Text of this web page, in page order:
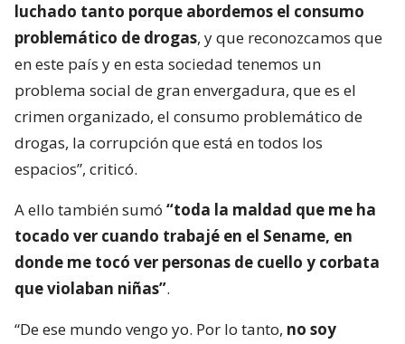
luchado tanto porque abordemos el consumo
problemático de drogas, y que reconozcamos que
en este país y en esta sociedad tenemos un
problema social de gran envergadura, que es el
crimen organizado, el consumo problemático de
drogas, la corrupción que está en todos los
espacios”, criticó.
A ello también sumó “toda la maldad que me ha
tocado ver cuando trabajé en el Sename, en
donde me tocó ver personas de cuello y corbata
que violaban niñas”.
“De ese mundo vengo yo. Por lo tanto, no soy